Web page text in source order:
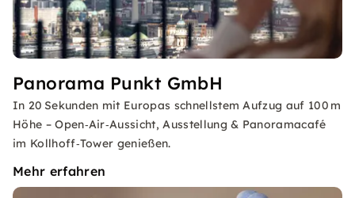
Panorama Punkt GmbH
In 20 Sekunden mit Europas schnellstem Aufzug auf 100 m
Höhe – Open‑Air‑Aussicht, Ausstellung & Panoramacafé
im Kollhoff‑Tower genießen.
Mehr erfahren